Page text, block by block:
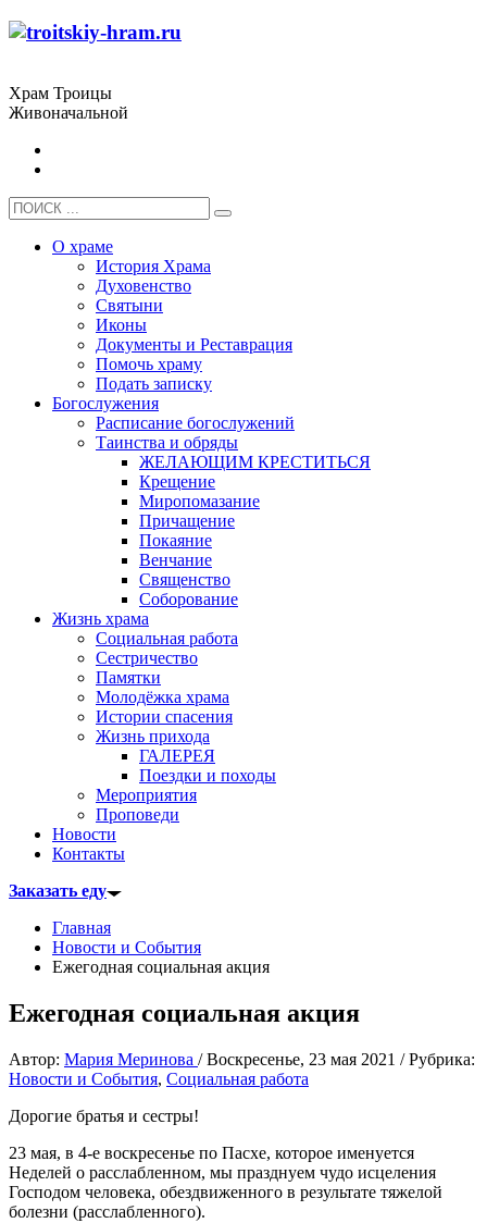
Храм Троицы
Живоначальной
О храме
История Храма
Духовенство
Святыни
Иконы
Документы и Реставрация
Помочь храму
Подать записку
Богослужения
Расписание богослужений
Таинства и обряды
ЖЕЛАЮЩИМ КРЕСТИТЬСЯ
Крещение
Миропомазание
Причащение
Покаяние
Венчание
Священство
Соборование
Жизнь храма
Социальная работа
Сестричество
Памятки
Молодёжка храма
Истории спасения
Жизнь прихода
ГАЛЕРЕЯ
Поездки и походы
Мероприятия
Проповеди
Новости
Контакты
Заказать еду
Главная
Новости и События
Ежегодная социальная акция
Ежегодная социальная акция
Автор: Мария Меринова /Воскресенье, 23 мая 2021 /Рубрика:
Новости и События, Социальная работа
Дорогие братья и сестры!
23 мая, в 4-е воскресенье по Пасхе, которое именуется
Неделей о расслабленном, мы празднуем чудо исцеления
Господом человека, обездвиженного в результате тяжелой
болезни (расслабленного).